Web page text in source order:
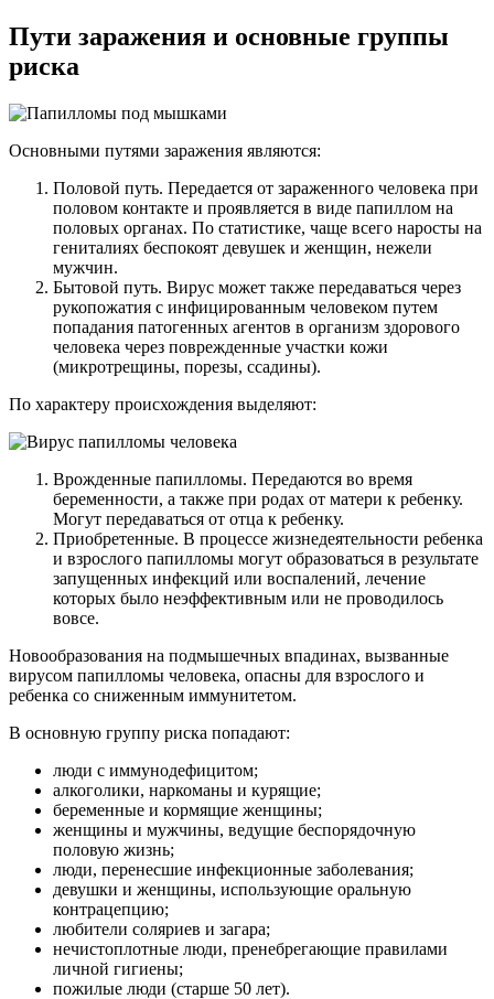
Пути заражения и основные группы
риска
Основными путями заражения являются:
Половой путь. Передается от зараженного человека при
половом контакте и проявляется в виде папиллом на
половых органах. По статистике, чаще всего наросты на
гениталиях беспокоят девушек и женщин, нежели
мужчин.
Бытовой путь. Вирус может также передаваться через
рукопожатия с инфицированным человеком путем
попадания патогенных агентов в организм здорового
человека через поврежденные участки кожи
(микротрещины, порезы, ссадины).
По характеру происхождения выделяют:
Врожденные папилломы. Передаются во время
беременности, а также при родах от матери к ребенку.
Могут передаваться от отца к ребенку.
Приобретенные. В процессе жизнедеятельности ребенка
и взрослого папилломы могут образоваться в результате
запущенных инфекций или воспалений, лечение
которых было неэффективным или не проводилось
вовсе.
Новообразования на подмышечных впадинах, вызванные
вирусом папилломы человека, опасны для взрослого и
ребенка со сниженным иммунитетом.
В основную группу риска попадают:
люди с иммунодефицитом;
алкоголики, наркоманы и курящие;
беременные и кормящие женщины;
женщины и мужчины, ведущие беспорядочную
половую жизнь;
люди, перенесшие инфекционные заболевания;
девушки и женщины, использующие оральную
контрацепцию;
любители соляриев и загара;
нечистоплотные люди, пренебрегающие правилами
личной гигиены;
пожилые люди (старше 50 лет).